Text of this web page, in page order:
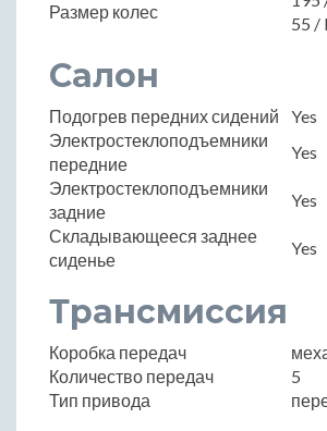
Размер колес
55 /
Салон
Подогрев передних сидений
Yes
Электростеклоподъемники
передние
Yes
Электростеклоподъемники
задние
Yes
Складывающееся заднее
сиденье
Yes
Трансмиссия
Коробка передач
Количество передач
5
Тип привода